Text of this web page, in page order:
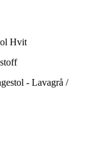
Hvit
- Lavagrå /